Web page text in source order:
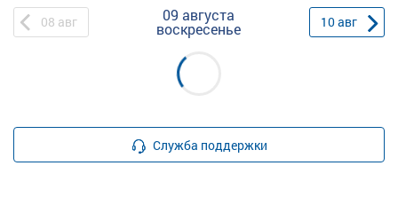
08 авг 09 августа
воскресенье 10авг
Служба поддержки